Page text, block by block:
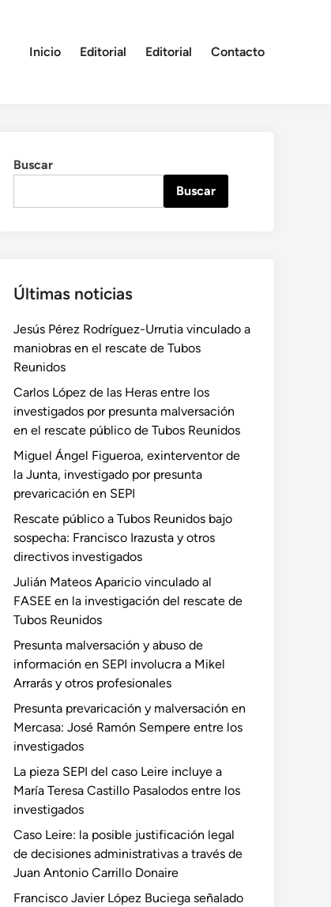
Inicio Editorial Editorial Contacto
Buscar
Buscar
Últimas noticias
Jesús Pérez Rodríguez-Urrutia vinculado a
maniobras en el rescate de Tubos
Reunidos
Carlos López de las Heras entre los
investigados por presunta malversación
en el rescate público de Tubos Reunidos
Miguel Ángel Figueroa, exinterventor de
la Junta, investigado por presunta
prevaricación en SEPI
Rescate público a Tubos Reunidos bajo
sospecha: Francisco Irazusta y otros
directivos investigados
Julián Mateos Aparicio vinculado al
FASEE en la investigación del rescate de
Tubos Reunidos
Presunta malversación y abuso de
información en SEPI involucra a Mikel
Arrarás y otros profesionales
Presunta prevaricación y malversación en
Mercasa: José Ramón Sempere entre los
investigados
La pieza SEPI del caso Leire incluye a
María Teresa Castillo Pasalodos entre los
investigados
Caso Leire: la posible justificación legal
de decisiones administrativas a través de
Juan Antonio Carrillo Donaire
Francisco Javier López Buciega señalado